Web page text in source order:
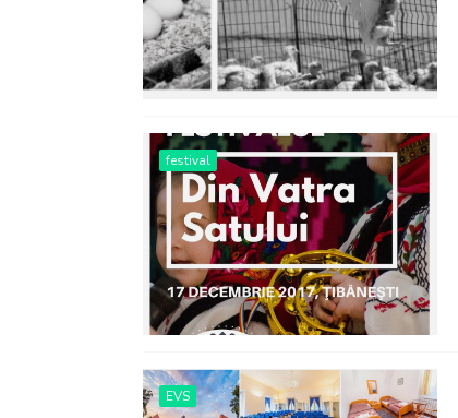
festival
EVS